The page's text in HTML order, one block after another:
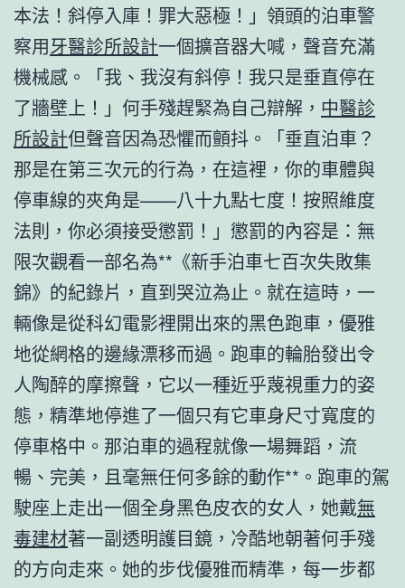
本法！斜停入庫！罪大惡極！」領頭的泊車警
察用牙醫診所設計一個擴音器大喊，聲音充滿
機械感。「我、我沒有斜停！我只是垂直停在
了牆壁上！」何手殘趕緊為自己辯解， 中醫診
所設計但聲音因為恐懼而顫抖。「垂直泊車？
那是在第三次元的行為，在這裡，你的車體與
停車線的夾角是——八十九點七度！按照維度
法則，你必須接受懲罰！」懲罰的內容是：無
限次觀看一部名為**《新手泊車七百次失敗集
錦》的紀錄片，直到哭泣為止。就在這時，一
輛像是從科幻電影裡開出來的黑色跑車，優雅
地從網格的邊緣漂移而過。跑車的輪胎發出令
人陶醉的摩擦聲，它以一種近乎蔑視重力的姿
態，精準地停進了一個只有它車身尺寸寬度的
停車格中。那泊車的過程就像一場舞蹈，流
暢、完美，且毫無任何多餘的動作**。跑車的駕
駛座上走出一個全身黑色皮衣的女人，她戴無
毒建材著一副透明護目鏡，冷酷地朝著何手殘
的方向走來。她的步伐優雅而精準，每一步都